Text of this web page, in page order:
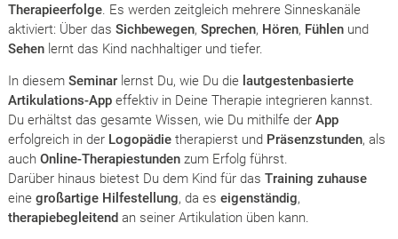
Therapieerfolge. Es werden zeitgleich mehrere Sinneskanäle
aktiviert: Über das Sichbewegen, Sprechen, Hören, Fühlenund
Sehen lernt das Kind nachhaltiger und tiefer.
In diesem Seminarlernst Du, wie Du die lautgestenbasierte
Artikulations-Appeffektiv in Deine Therapie integrieren kannst.
Du erhältst das gesamte Wissen, wie Du mithilfe der App
erfolgreich in der Logopädietherapierst und Präsenzstunden, als
auch Online-Therapiestundenzum Erfolg führst.
Darüber hinaus bietest Du dem Kind für das Training zuhause
eine großartige Hilfestellung, da es eigenständig,
therapiebegleitendan seiner Artikulation üben kann.